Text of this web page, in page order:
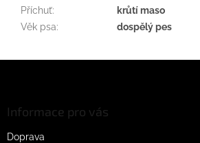
Příchuť:
krůtí maso
Věk psa: dospělý pes
Informace pro vás
Doprava